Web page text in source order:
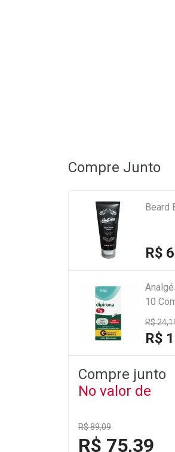
Compre Junto
Beard
R$
10
R$
R$
Compre junto
No valor de
R$ 89,09
R$ 75,39